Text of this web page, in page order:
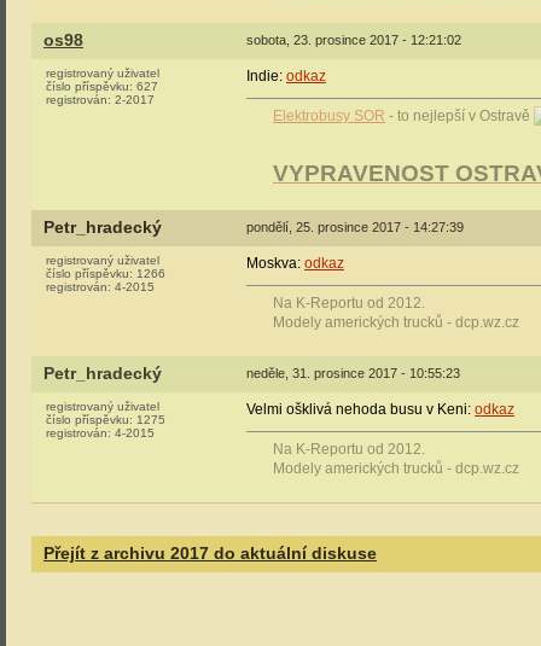
os98 sobota, 23. prosince 2017 - 12:21:02
registrovaný uživatel
číslo příspěvku: 627
registrován: 2-2017
Indie: odkaz
Elektrobusy SOR - to nejlepší v Ostravě
VYPRAVENOST
Petr_hradecký pondělí, 25. prosince 2017 - 14:27:39
registrovaný uživatel
číslo příspěvku: 1266
registrován: 4-2015
Moskva: odkaz
Na K-Reportu od 2012.
Modely amerických trucků - dcp.wz.cz
Petr_hradecký neděle, 31. prosince 2017 - 10:55:23
registrovaný uživatel
číslo příspěvku: 1275
registrován: 4-2015
Velmi ošklivá nehoda busu v Keni: odkaz
Na K-Reportu od 2012.
Modely amerických trucků - dcp.wz.cz
Přejít z archivu 2017 do aktuální diskuse